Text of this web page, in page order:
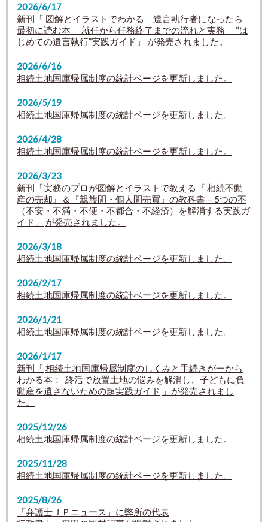
2026/6/17
新刊「 図解とイラストでわかる 遺言執行者になったら
最初に読む本― 就任から任務終了までの流れと実務 ―“は
じめての遺言執行”実践ガイド 」 が発売されました。
2026/6/16
相続土地国庫帰属制度の統計ページを更新しました。
2026/5/19
相続土地国庫帰属制度の統計ページを更新しました。
2026/4/28
相続土地国庫帰属制度の統計ページを更新しました。
2026/3/23
新刊「実務のプロが図解とイラストで教える『 相続不動
産の売却』＆『親族間・個人間売買』の教科書－5つの不
（不安・不満・不便・不都合・不経済）を解消する実践ガ
イド」
が発売されました。
2026/3/18
相続土地国庫帰属制度の統計ページを更新しました。
2026/2/17
相続土地国庫帰属制度の統計ページを更新しました。
2026/1/21
相続土地国庫帰属制度の統計ページを更新しました。
2026/1/17
新刊「 相続土地国庫帰属制度のしくみと手続きが一から
わかる本：
終活で放置土地の悩みを解消し、子どもに負
動産を遺さないための超実践ガイド 」が発売されまし
た。
2025/12/26
相続土地国庫帰属制度の統計ページを更新しました。
2025/11/28
相続土地国庫帰属制度の統計ページを更新しました。
2025/8/26
「弁護士ＪＰニュース」に弊所の代表